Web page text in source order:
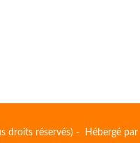
droits réservés) - Hébergé par